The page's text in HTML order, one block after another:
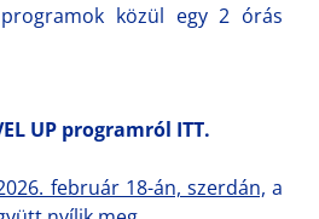
közül egy 2 órás
UP programról ITT.
február 18-án, szerdán, a